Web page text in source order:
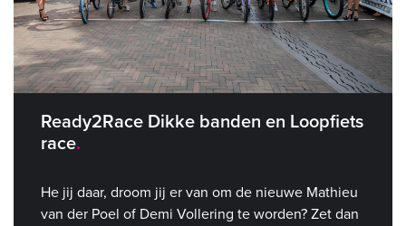
Ready2Race Dikke banden en Loopfiets
race
He jij daar, droom jij er van om de nieuwe Mathieu
van der Poel of Demi Vollering te worden? Zet dan